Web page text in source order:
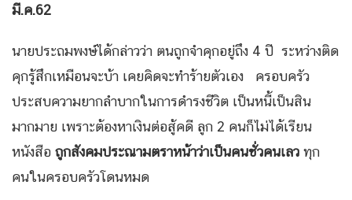
มี.ค.62
นายประถมพงษ์ได้กล่าวว่า ตนถูกจำคุกอยู่ถึง 4 ปี ระหว่างติด
คุกรู้สึกเหมือนจะบ้า เคยคิดจะทำร้ายตัวเอง ครอบครัว
ประสบความยากลำบากในการดำรงชีวิต เป็นหนี้เป็นสิน
มากมาย เพราะต้องหาเงินต่อสู้คดี ลูก 2 คนก็ไม่ได้เรียน
หนังสือ ถูกสังคมประณามตราหน้าว่าเป็นคนชั่วคนเลว ทุก
คนในครอบครัวโดนหมด